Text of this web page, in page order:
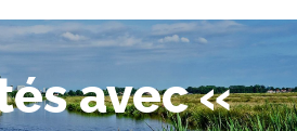
avec «